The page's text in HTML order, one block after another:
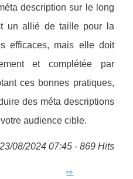
description sur le long
un allié de taille pour la
efficaces, mais elle doit
et complétée par
ces bonnes pratiques,
des méta descriptions
audience cible.
23/08/2024 07:45 - 869 Hits